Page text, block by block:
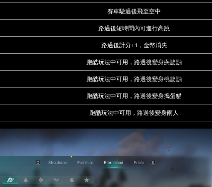
賽車駛過後飛至空中
路過後短時間內可進行高跳
路過後計分+1，金幣消失
跑酷玩法中可用，路過後變身疾旋鼬
跑酷玩法中可用，路過後變身桃旋鼬
跑酷玩法中可用，路過後變身搗蛋貓
跑酷玩法中可用，路過後變身雨人